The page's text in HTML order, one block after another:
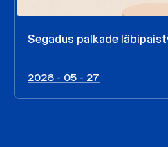
Segadus palkade
2026 - 05 - 27